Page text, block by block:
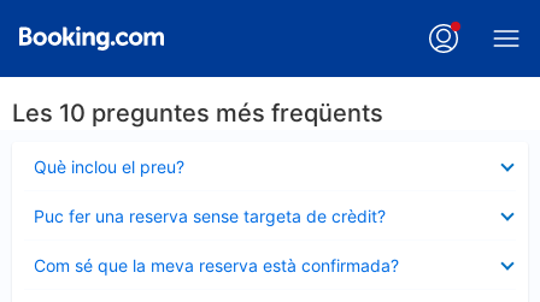
Les 10 preguntes més freqüents
Què inclou el preu?
tancat
Puc fer una reserva sense targeta de crèdit?
tancat
Com sé que la meva reserva està confirmada?
tancat